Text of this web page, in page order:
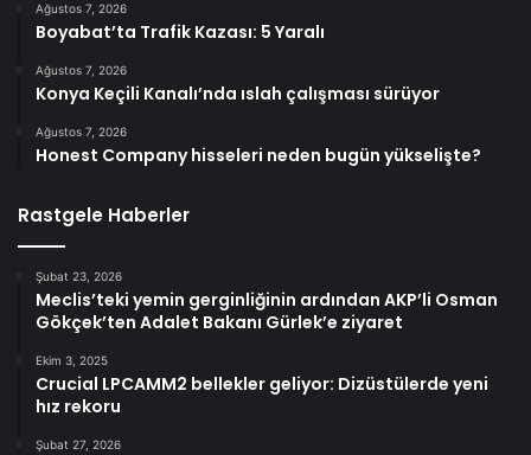
Ağustos 7, 2026
Boyabat’ta Trafik Kazası: 5 Yaralı
Ağustos 7, 2026
Konya Keçili Kanalı’nda ıslah çalışması sürüyor
Ağustos 7, 2026
Honest Company hisseleri neden bugün yükselişte?
Rastgele Haberler
Şubat 23, 2026
Meclis’teki yemin gerginliğinin ardından AKP’li Osman
Gökçek’ten Adalet Bakanı Gürlek’e ziyaret
Ekim 3, 2025
Crucial LPCAMM2 bellekler geliyor: Dizüstülerde yeni
hız rekoru
Şubat 27, 2026